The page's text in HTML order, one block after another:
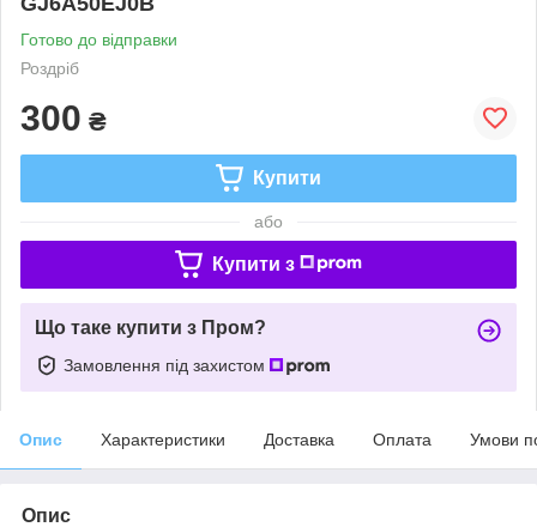
Готово до відправки
Роздріб
300 ₴
Купити
або
Купити з
Що таке купити з Пром?
Замовлення під захистом
Опис Характеристики Доставка Оплата Умови
Опис